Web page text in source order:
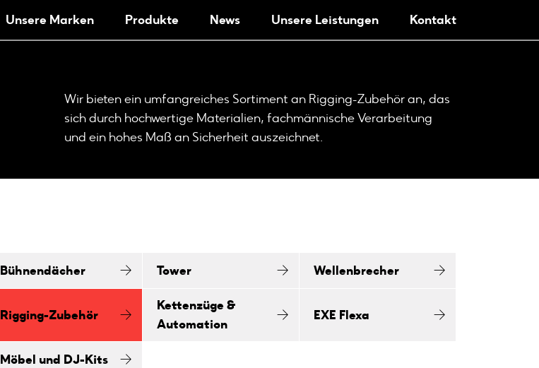
Unsere Marken Produkte News Unsere Leistungen Kontakt
Wir bieten ein umfangreiches Sortiment an Rigging-Zubehör an, das
sich durch hochwertige Materialien, fachmännische Verarbeitung
und ein hohes Maß an Sicherheit auszeichnet.
Bühnendächer Tower Wellenbrecher
Rigging-Zubehör
Kettenzüge &
Automation
EXE Flexa
Möbel und DJ-Kits